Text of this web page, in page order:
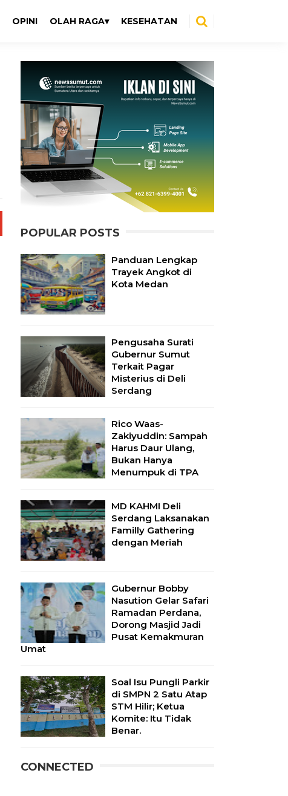
KESEHATAN
OLAH RAGA
OPINI
POPULAR POSTS
Panduan Lengkap
Trayek Angkot di
Kota Medan
Pengusaha Surati
Gubernur Sumut
Terkait Pagar
Misterius di Deli
Serdang
Rico Waas-
Zakiyuddin: Sampah
Harus Daur Ulang,
Bukan Hanya
Menumpuk di TPA
MD KAHMI Deli
Serdang Laksanakan
Familly Gathering
dengan Meriah
Gubernur Bobby
Nasution Gelar Safari
Ramadan Perdana,
Dorong Masjid Jadi
Pusat Kemakmuran
Umat
Soal Isu Pungli Parkir
di SMPN 2 Satu Atap
STM Hilir; Ketua
Komite: Itu Tidak
Benar.
CONNECTED